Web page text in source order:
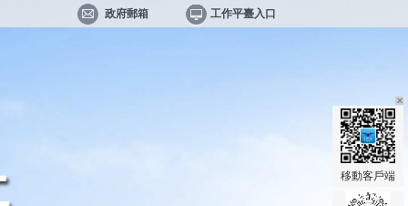
政府郵箱 工作平臺入口
移動客戶端